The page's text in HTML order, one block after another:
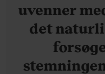
uvenner
det